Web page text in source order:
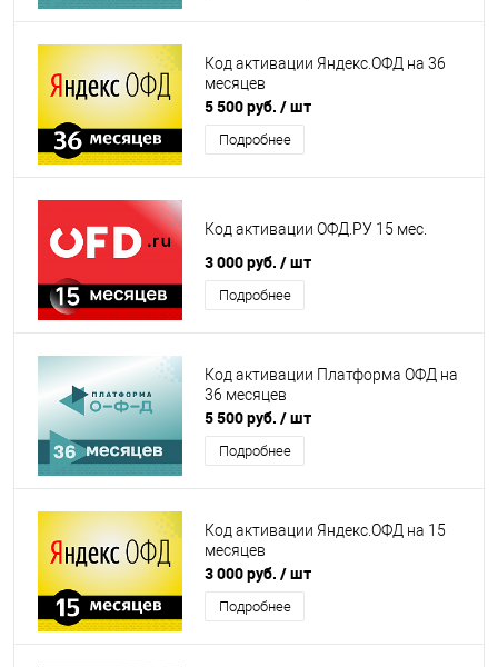
Код активации Яндекс.ОФД на 36
месяцев
5 500 руб. / шт
Подробнее
Код активации ОФД.РУ 15 мес.
3 000 руб. / шт
Подробнее
Код активации Платформа ОФД на
36 месяцев
5 500 руб. / шт
Подробнее
Код активации Яндекс.ОФД на 15
месяцев
3 000 руб. / шт
Подробнее